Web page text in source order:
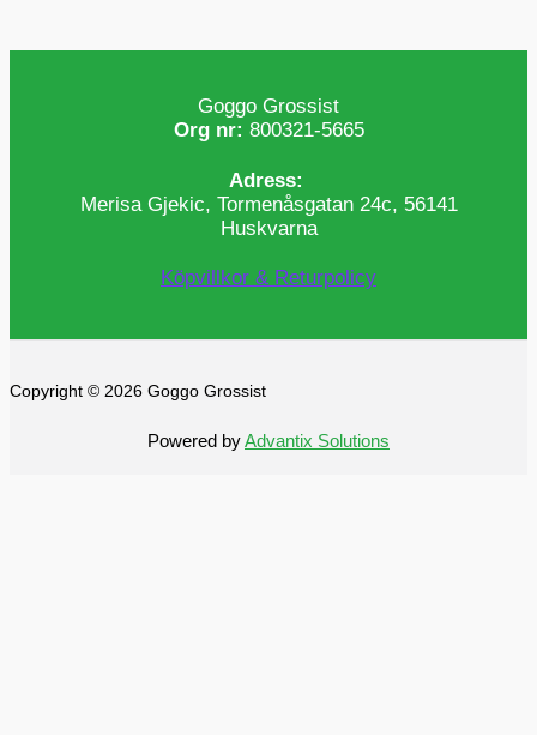
Goggo Grossist
Org nr: 800321-5665
Adress:
Merisa Gjekic, Tormenåsgatan 24c, 56141
Huskvarna
Köpvillkor & Returpolicy
Copyright © 2026 Goggo Grossist
Powered byAdvantix Solutions